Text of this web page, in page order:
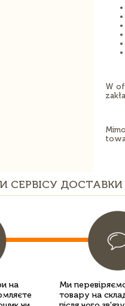
W
ДОСТАВКИ
на
Ми
товару на